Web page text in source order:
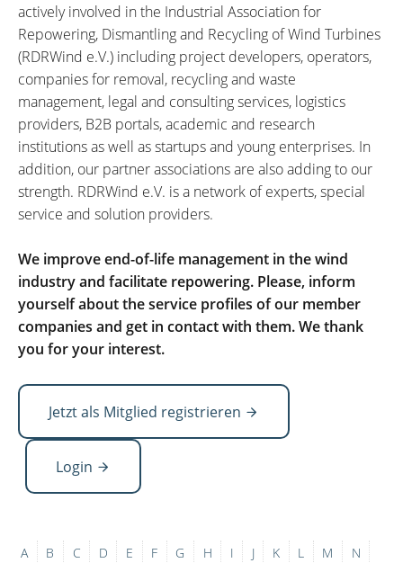
actively involved in the Industrial Association for
Repowering, Dismantling and Recycling of Wind Turbines
(RDRWind e.V.) including project developers, operators,
companies for removal, recycling and waste
management, legal and consulting services, logistics
providers, B2B portals, academic and research
institutions as well as startups and young enterprises. In
addition, our partner associations are also adding to our
strength. RDRWind e.V. is a network of experts, special
service and solution providers.
We improve end-of-life management in the wind
industry and facilitate repowering. Please, inform
yourself about the service profiles of our member
companies and get in contact with them. We thank
you for your interest.
Jetzt als Mitglied registrieren
Login
A B C D E F G H I J K L M
N